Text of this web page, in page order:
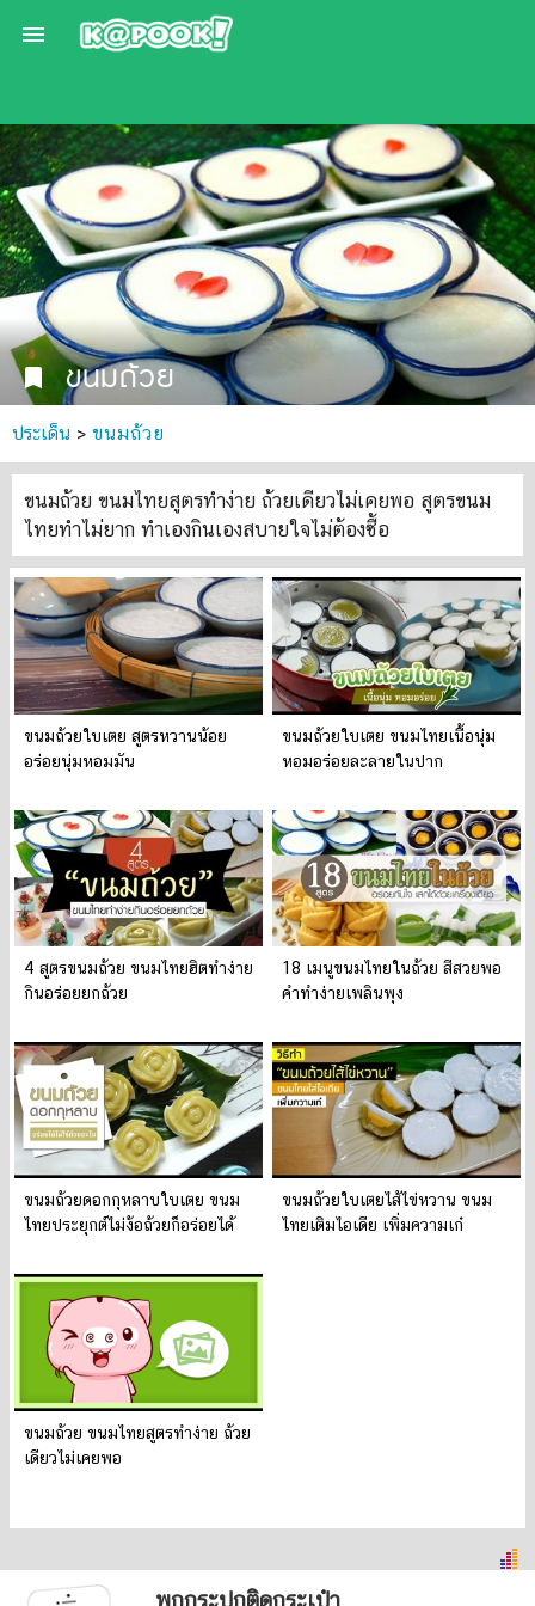

bookmark ขนมถ้วย
ประเด็น > ขนมถ้วย
ขนมถ้วย ขนมไทยสูตรทำง่าย ถ้วยเดียวไม่เคยพอ สูตรขนม
ไทยทำไม่ยาก ทำเองกินเองสบายใจไม่ต้องซื้อ
ขนมถ้วยใบเตย สูตรหวานน้อย
อร่อยนุ่มหอมมัน
ขนมถ้วยใบเตย ขนมไทยเนื้อนุ่ม
หอมอร่อยละลายในปาก
4 สูตรขนมถ้วย ขนมไทยฮิตทำง่าย
กินอร่อยยกถ้วย
18 เมนูขนมไทยในถ้วย สีสวยพอ
คำทำง่ายเพลินพุง
ขนมถ้วยดอกกุหลาบใบเตย ขนม
ไทยประยุกต์ไม่ง้อถ้วยก็อร่อยได้
ขนมถ้วยใบเตยไส้ไข่หวาน ขนม
ไทยเติมไอเดีย เพิ่มความเก๋
ขนมถ้วย ขนมไทยสูตรทำง่าย ถ้วย
เดียวไม่เคยพอ
พกกระปุกติดกระเป๋า